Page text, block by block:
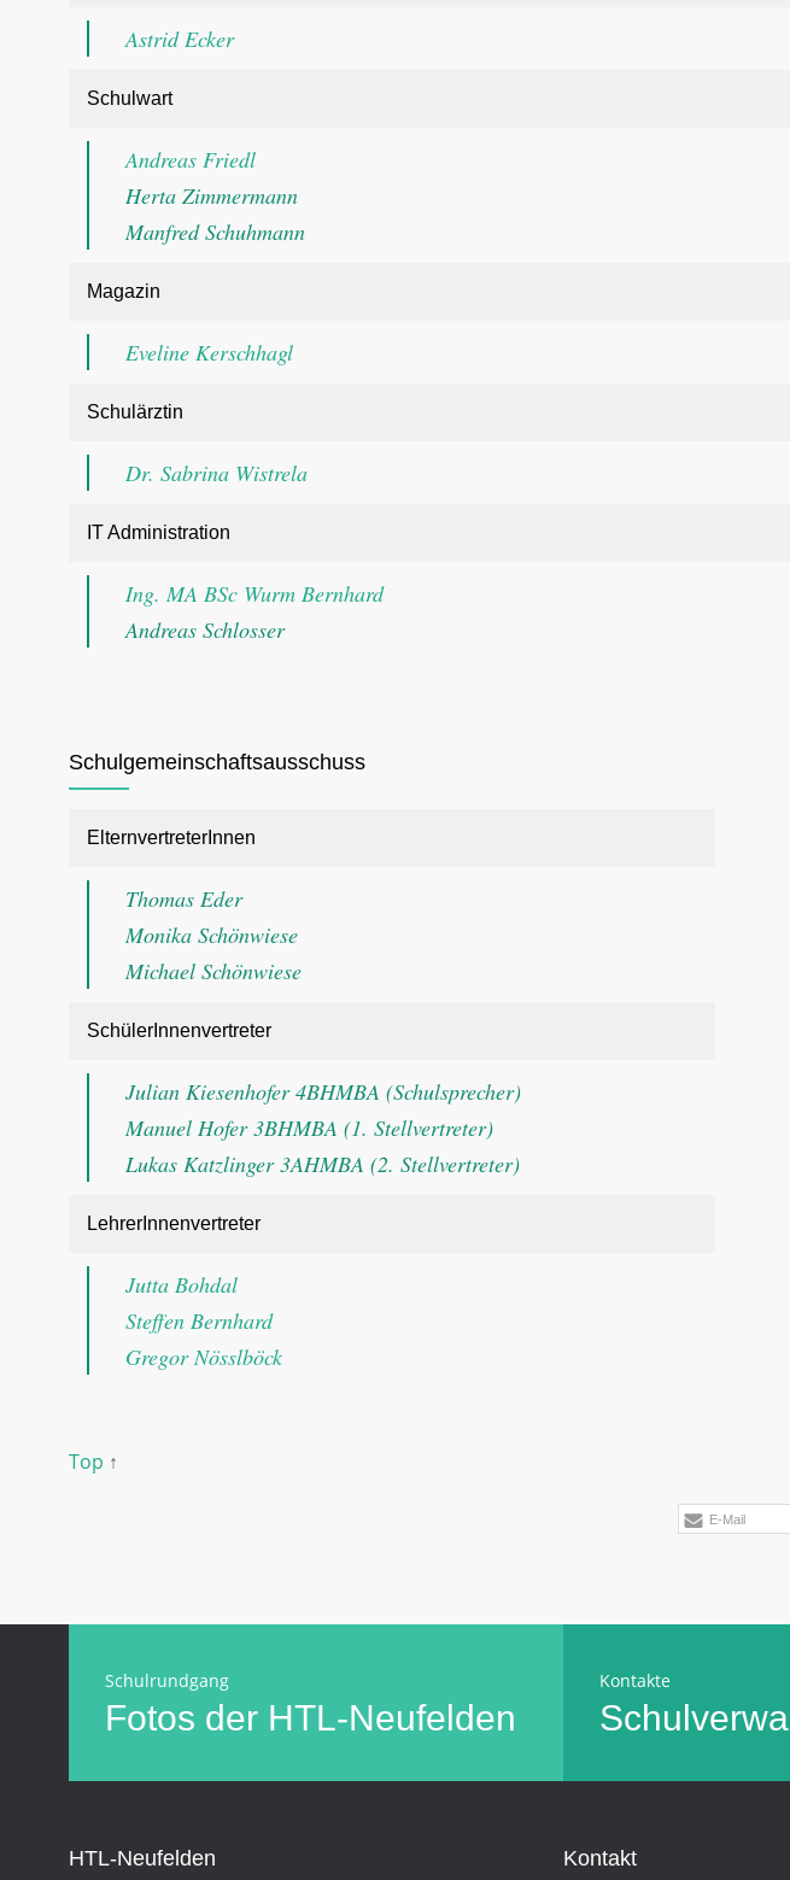
Astrid Ecker
Schulwart
Andreas Friedl
Herta Zimmermann
Manfred Schuhmann
Magazin
Eveline Kerschhagl
Schulärztin
Dr. Sabrina Wistrela
IT Administration
Ing. MA BSc Wurm Bernhard
Andreas Schlosser
Schulgemeinschaftsausschuss
ElternvertreterInnen
Thomas Eder
Monika Schönwiese
Michael Schönwiese
SchülerInnenvertreter
Julian Kiesenhofer 4BHMBA (Schulsprecher)
Manuel Hofer 3BHMBA (1. Stellvertreter)
Lukas Katzlinger 3AHMBA (2. Stellvertreter)
LehrerInnenvertreter
Jutta Bohdal
Steffen Bernhard
Gregor Nösslböck
Top ↑
E-Mail
Schulrundgang
Fotos der HTL-Neufelden
Kontakte
HTL-Neufelden Kontakt